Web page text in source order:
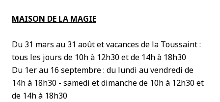
MAISON DE LA MAGIE
Du 31 mars au 31 août et vacances de la Toussaint :
tous les jours de 10h à 12h30 et de 14h à 18h30
Du 1er au 16 septembre : du lundi au vendredi de
14h à 18h30 - samedi et dimanche de 10h à 12h30 et
de 14h à 18h30